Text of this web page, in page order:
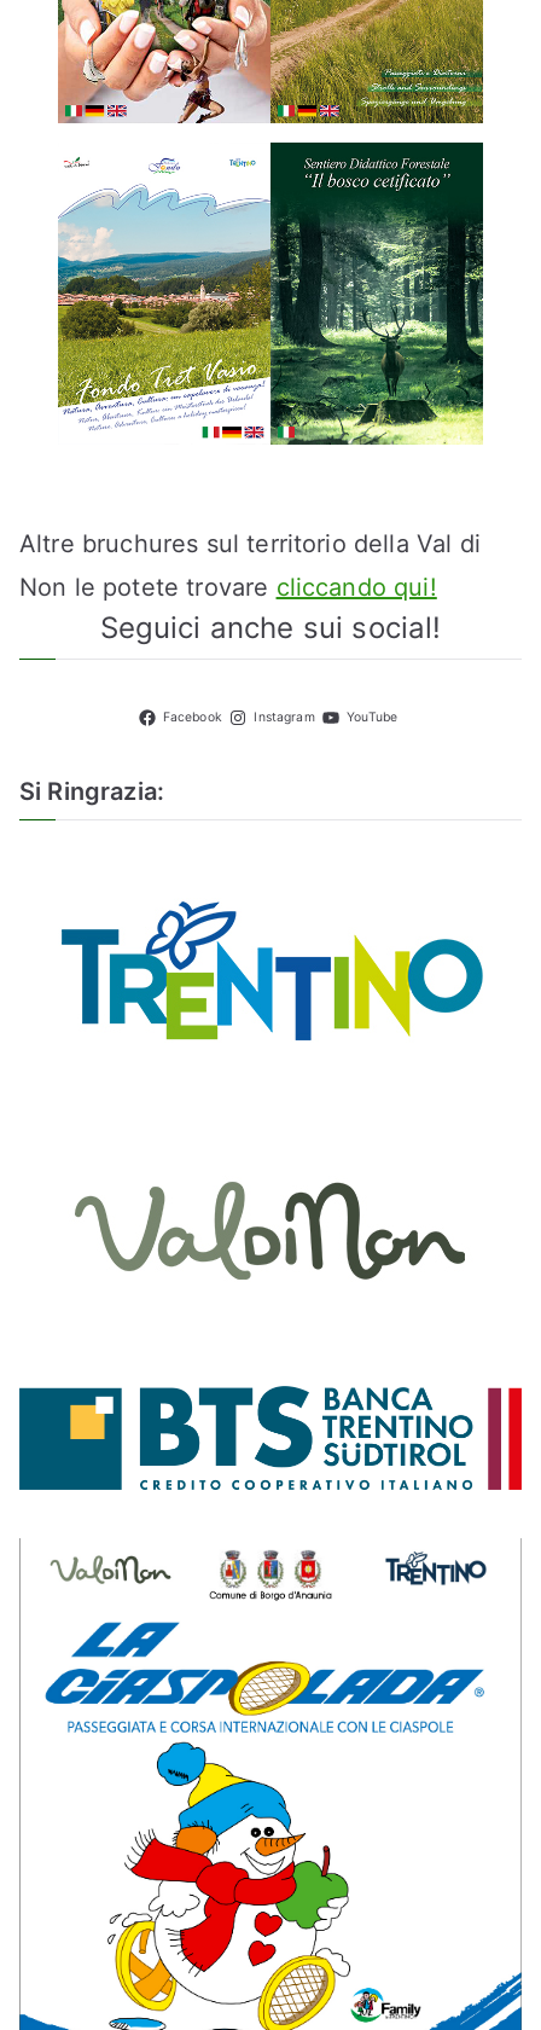
Altre bruchures sul territorio della Val di
Non le potete trovare cliccando qui!
Seguici anche sui social!
Facebook Instagram YouTube
Si Ringrazia: